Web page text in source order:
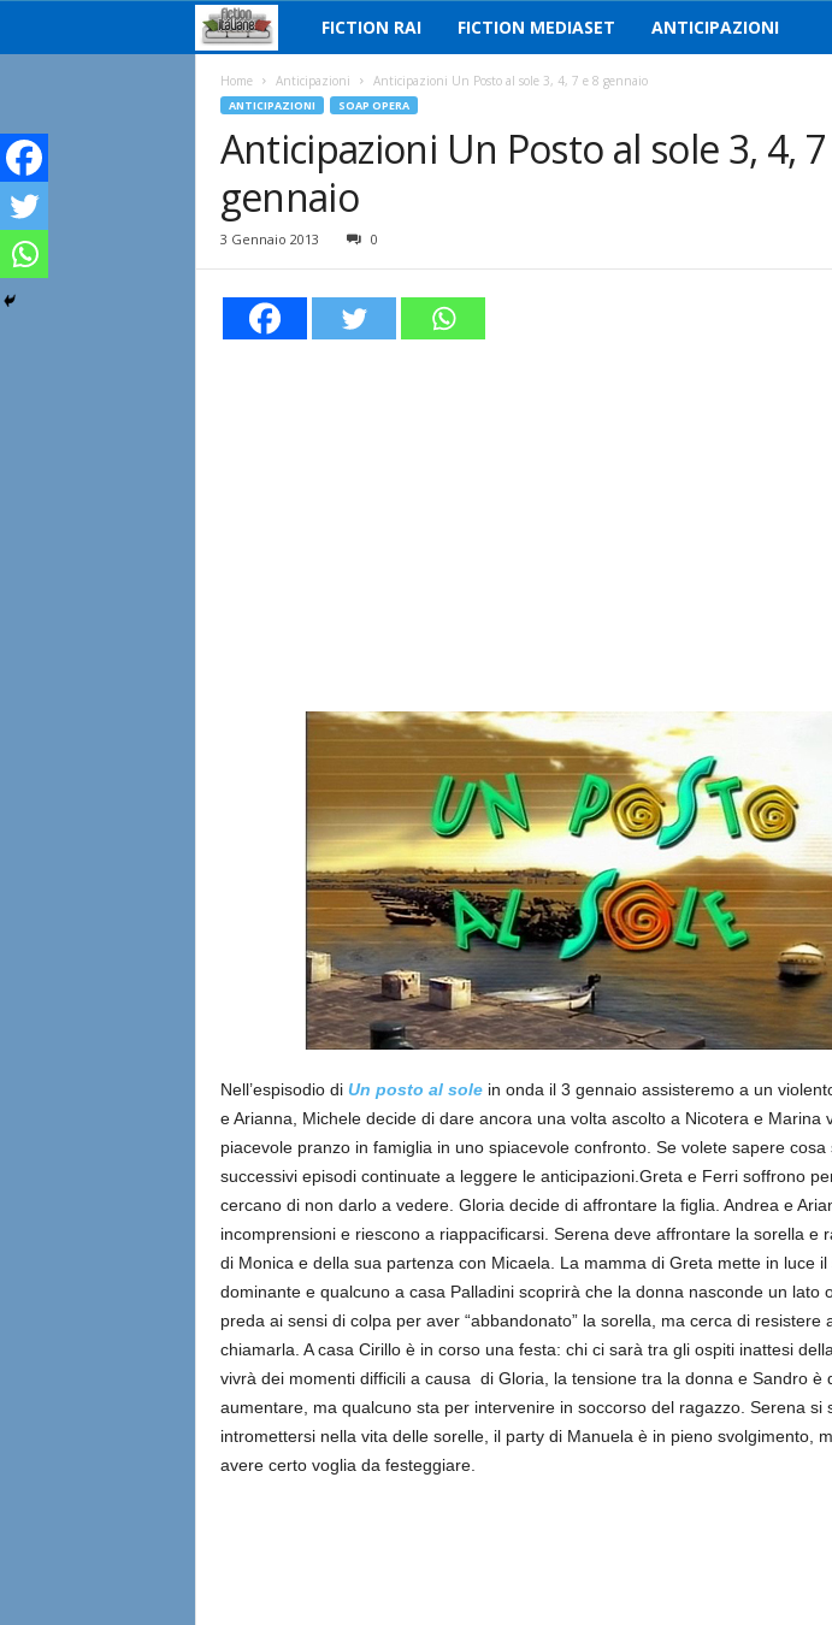
i
c
i
n
n
FICTION RAI FICTION MEDIASET ANTICIPAZIONI
Home Anticipazioni Anticipazioni Un Posto al sole 3, 4, 7 e 8 gennaio
ANTICIPAZIONI SOAP OPERA
Anticipazioni Un Posto al sole 3, 4,
gennaio
3 Gennaio 2013 0
Nell’espisodio di Un posto al sole in onda il 3 gennaio assisteremo a un
e Arianna, Michele decide di dare ancora una volta ascolto a Nicotera e Marina
piacevole pranzo in famiglia in uno spiacevole confronto. Se volete sapere cosa
successivi episodi continuate a leggere le anticipazioni. Greta e Ferri soffrono
cercano di non darlo a vedere. Gloria decide di affrontare la figlia. Andrea e
incomprensioni e riescono a riappacificarsi. Serena deve affrontare la sorella e
di Monica e della sua partenza con Micaela. La mamma di Greta mette in luce
dominante e qualcuno a casa Palladini scoprirà che la donna nasconde un lato
preda ai sensi di colpa per aver “abbandonato” la sorella, ma cerca di resistere
chiamarla. A casa Cirillo è in corso una festa: chi ci sarà tra gli ospiti inattesi
vivrà dei momenti difficili a causa di Gloria, la tensione tra la donna e Sandro è
aumentare, ma qualcuno sta per intervenire in soccorso del ragazzo. Serena si
intromettersi nella vita delle sorelle, il party di Manuela è in pieno svolgimento,
avere certo voglia da festeggiare.